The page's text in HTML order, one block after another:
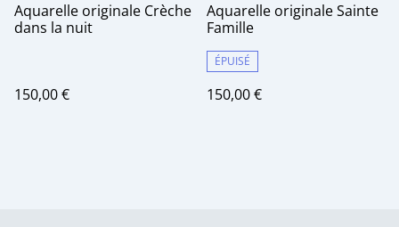
Aquarelle originale Crèche
dans la nuit
150,00 €
Aquarelle originale Sainte
Famille
ÉPUISÉ
150,00 €